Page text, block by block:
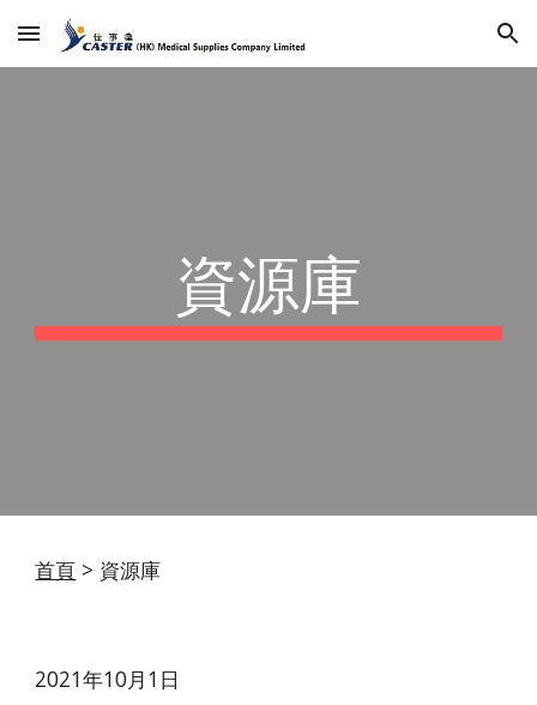
Skip to main content Skip to navigation
資源庫
首頁 > 資源庫
2021年10月1日